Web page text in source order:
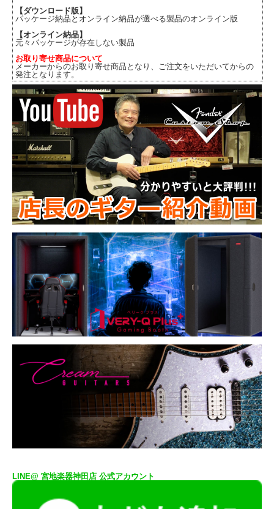
【ダウンロード版】
パッケージ納品とオンライン納品が選べる製品のオンライン版
【オンライン納品】
元々パッケージが存在しない製品
お取り寄せ商品について
メーカーからのお取り寄せ商品となり、ご注文をいただいてからの
発注となります。
LINE@ 宮地楽器神田店 公式アカウント